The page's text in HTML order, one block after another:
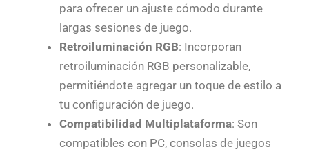
para ofrecer un ajuste cómodo durante
largas sesiones de juego.
Retroiluminación RGB: Incorporan
retroiluminación RGB personalizable,
permitiéndote agregar un toque de estilo a
tu configuración de juego.
Compatibilidad Multiplataforma: Son
compatibles con PC, consolas de juegos